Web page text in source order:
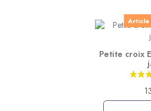
Article
Petite croix